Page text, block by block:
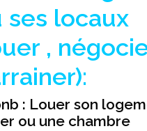
ses locaux
,
:
: Louer son
ou une chambre